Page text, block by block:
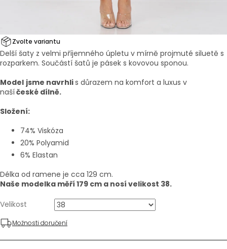
Zvolte variantu
Velikost
Možnosti doručení
Delší šaty z velmi příjemného úpletu v mírně projmuté siluetě s
rozparkem. Součástí šatů je pásek s kovovou sponou.
Model jsme navrhlis důrazem na komfort a luxus v
našíčeské dílně.
Složení:
74% Viskóza
20% Polyamid
6% Elastan
Délka od ramene je cca 129 cm.
Naše modelka měří 179 cm a nosí velikost 38.